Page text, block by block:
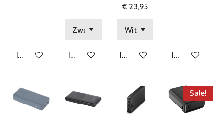
In winkelwagenIn winkelwagen
€ 23,95
In winkelwagenIn
Sale!